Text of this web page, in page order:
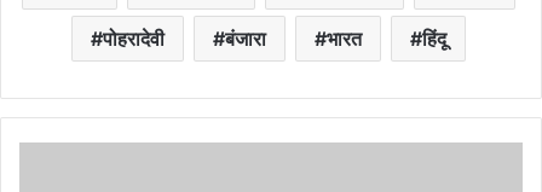
पोहरादेवी बंजारा भारत हिंदू